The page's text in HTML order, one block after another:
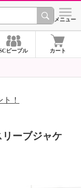
シ
メニュー
ピープル カート
！
ーブジャケ